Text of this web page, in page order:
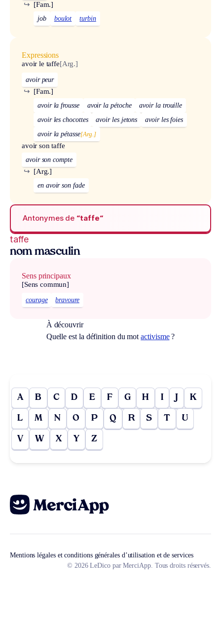
[Fam.]
↪
job boulot turbin
Expressions
avoir le taffe[Arg.]
avoir peur
[Fam.]
↪
avoir la frousse avoir la pétoche
avoir la trouille
avoir les chocottes
avoir les jetons
avoir les foies
avoir la pétasse[Arg.]
avoir son taffe
avoir son compte
[Arg.]
↪
en avoir son fade
Antonymes de “taffe“
taffe
nom masculin
Sens principaux
[Sens commun]
courage bravoure
À découvrir
Quelle est la définition du motactivisme?
A B C D E F G H I J K
L M N O P Q R S T U
V W X Y Z
Mentions légales et conditions générales d’utilisation et de services
© 2026 LeDico par MerciApp. Tous droits réservés.